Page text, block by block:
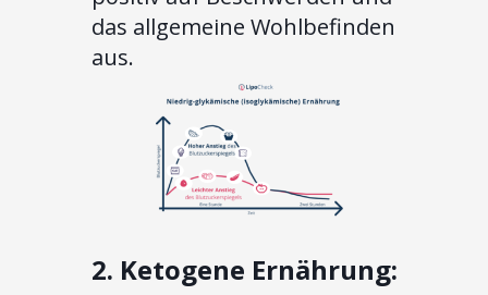
das allgemeine Wohlbefinden
aus.
2. Ketogene Ernährung: